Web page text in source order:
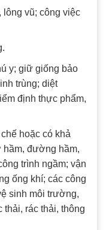
lông vũ; công việc
y; giữ giống bảo
trùng; diệt
định thực phẩm,
hoặc có khả
hầm, đường hầm,
trình ngầm; vận
ống khí; các công
sinh môi trường,
rác thải, thông